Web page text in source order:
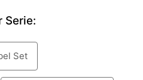
Serie:
Set